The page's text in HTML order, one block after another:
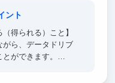
ント
得られる）こと】
がら、データドリブ
ができます。